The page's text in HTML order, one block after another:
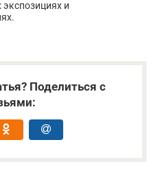
экспозициях и
Поделиться с